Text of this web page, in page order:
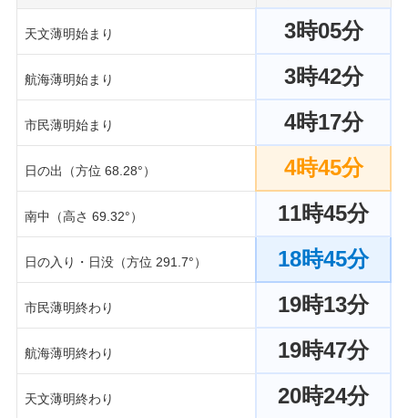
天文薄明始まり 3時05分
航海薄明始まり 3時42分
市民薄明始まり 4時17分
日の出（方位 68.28°） 4時45分
南中（高さ 69.32°） 11時45分
日の入り・日没（方位 291.7°） 18時45分
市民薄明終わり 19時13分
航海薄明終わり 19時47分
天文薄明終わり 20時24分